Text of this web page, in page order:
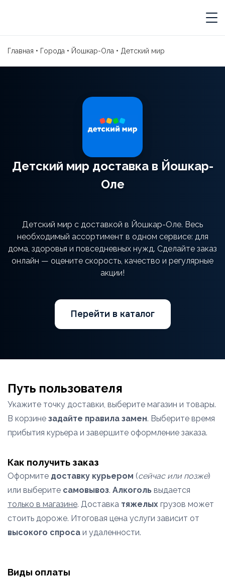
Главная • Города • Йошкар-Ола • Детский мир
Детский мир доставка в Йошкар-
Оле
Детский мир с доставкой в Йошкар-Оле. Весь
необходимый ассортимент в одном сервисе: для
дома, здоровья и повседневных нужд. Сделайте заказ
онлайн — оцените скорость, качество и регулярные
акции!
Перейти в каталог
Путь пользователя
Укажите точку доставки, выберите магазин и товары.
В корзине задайте правила замен. Выберите время
прибытия курьера и завершите оформление заказа.
Как получить заказ
Оформите доставку курьером (сейчас или позже)
или выберите самовывоз. Алкоголь выдается
только в магазине. Доставка тяжелых грузов может
стоить дороже. Итоговая цена услуги зависит от
высокого спроса и удаленности.
Виды оплаты